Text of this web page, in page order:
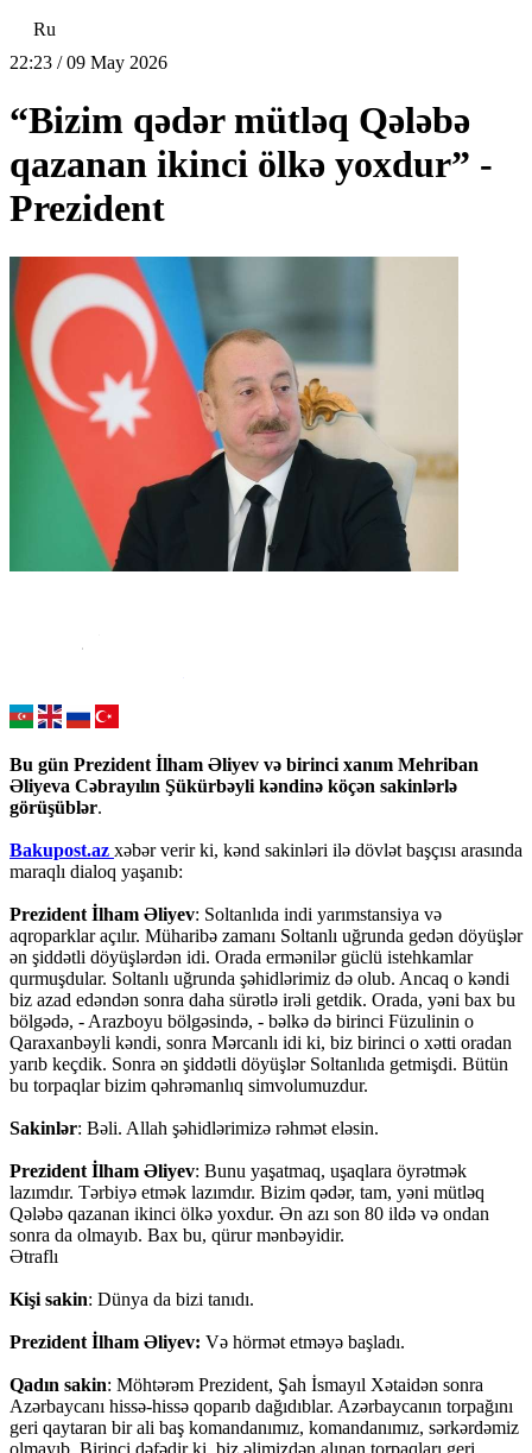
Ru
22:23 / 09 May 2026
“Bizim qədər mütləq Qələbə
qazanan ikinci ölkə yoxdur” -
Prezident
Bu gün Prezident İlham Əliyev və birinci xanım Mehriban
Əliyeva Cəbrayılın Şükürbəyli kəndinə köçən sakinlərlə
görüşüblər.
Bakupost.az xəbər verir ki, kənd sakinləri ilə dövlət başçısı arasında
maraqlı dialoq yaşanıb:
Prezident İlham Əliyev: Soltanlıda indi yarımstansiya və
aqroparklar açılır. Müharibə zamanı Soltanlı uğrunda gedən döyüşlər
ən şiddətli döyüşlərdən idi. Orada ermənilər güclü istehkamlar
qurmuşdular. Soltanlı uğrunda şəhidlərimiz də olub. Ancaq o kəndi
biz azad edəndən sonra daha sürətlə irəli getdik. Orada, yəni bax bu
bölgədə, - Arazboyu bölgəsində, - bəlkə də birinci Füzulinin o
Qaraxanbəyli kəndi, sonra Mərcanlı idi ki, biz birinci o xətti oradan
yarıb keçdik. Sonra ən şiddətli döyüşlər Soltanlıda getmişdi. Bütün
bu torpaqlar bizim qəhrəmanlıq simvolumuzdur.
Sakinlər: Bəli. Allah şəhidlərimizə rəhmət eləsin.
Prezident İlham Əliyev: Bunu yaşatmaq, uşaqlara öyrətmək
lazımdır. Tərbiyə etmək lazımdır. Bizim qədər, tam, yəni mütləq
Qələbə qazanan ikinci ölkə yoxdur. Ən azı son 80 ildə və ondan
sonra da olmayıb. Bax bu, qürur mənbəyidir.
Ətraflı
Kişi sakin: Dünya da bizi tanıdı.
Prezident İlham Əliyev: Və hörmət etməyə başladı.
Qadın sakin: Möhtərəm Prezident, Şah İsmayıl Xətaidən sonra
Azərbaycanı hissə-hissə qoparıb dağıdıblar. Azərbaycanın torpağını
geri qaytaran bir ali baş komandanımız, komandanımız, sərkərdəmiz
olmayıb. Birinci dəfədir ki, biz əlimizdən alınan torpaqları geri